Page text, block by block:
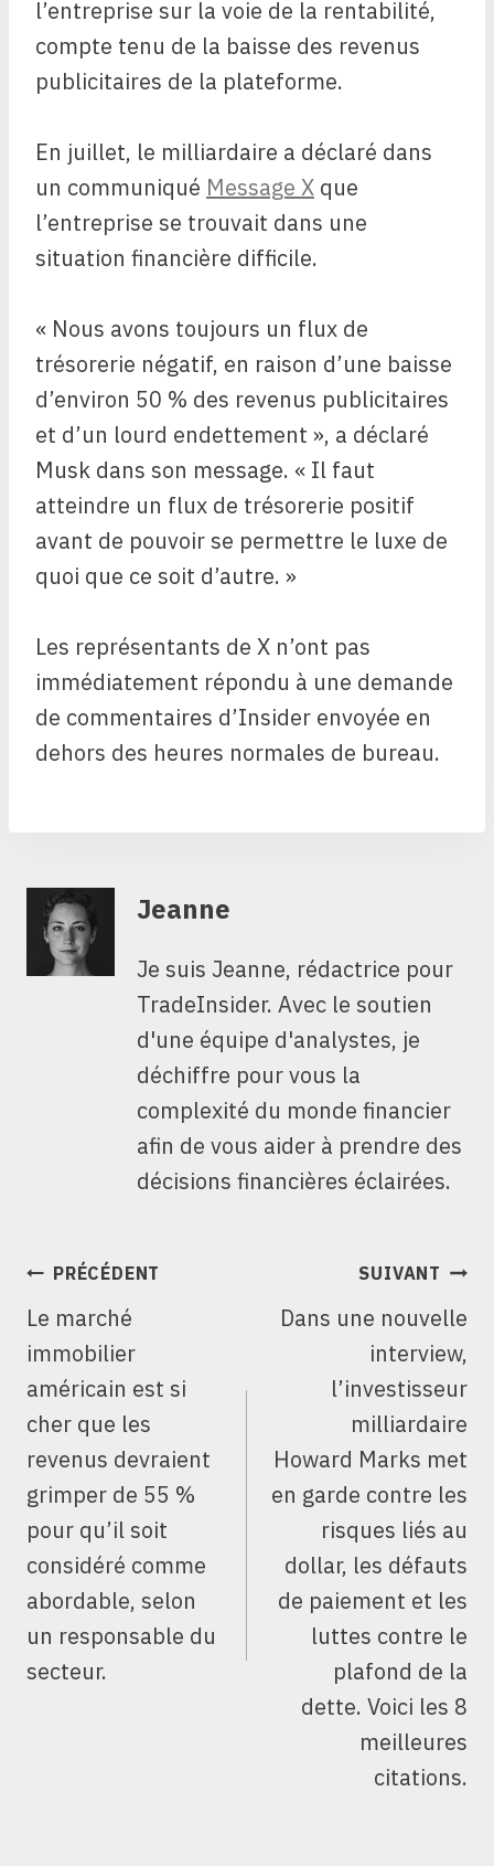
l’entreprise sur la voie de la rentabilité,
compte tenu de la baisse des revenus
publicitaires de la plateforme.
En juillet, le milliardaire a déclaré dans
un communiqué Message X que
l’entreprise se trouvait dans une
situation financière difficile.
« Nous avons toujours un flux de
trésorerie négatif, en raison d’une baisse
d’environ 50 % des revenus publicitaires
et d’un lourd endettement », a déclaré
Musk dans son message. « Il faut
atteindre un flux de trésorerie positif
avant de pouvoir se permettre le luxe de
quoi que ce soit d’autre. »
Les représentants de X n’ont pas
immédiatement répondu à une demande
de commentaires d’Insider envoyée en
dehors des heures normales de bureau.
Jeanne
Je suis Jeanne, rédactrice pour
TradeInsider. Avec le soutien
d'une équipe d'analystes, je
déchiffre pour vous la
complexité du monde financier
afin de vous aider à prendre des
décisions financières éclairées.
NAVIGATION
L’ARTICLE
PRÉCÉDENT
Le marché
immobilier
américain est si
cher que les
revenus devraient
grimper de 55 %
pour qu’il soit
considéré comme
abordable, selon
un responsable du
secteur.
SUIVANT
Dans une nouvelle
interview,
l’investisseur
milliardaire
Howard Marks met
en garde contre les
risques liés au
dollar, les défauts
de paiement et les
luttes contre le
plafond de la
dette. Voici les 8
meilleures
citations.